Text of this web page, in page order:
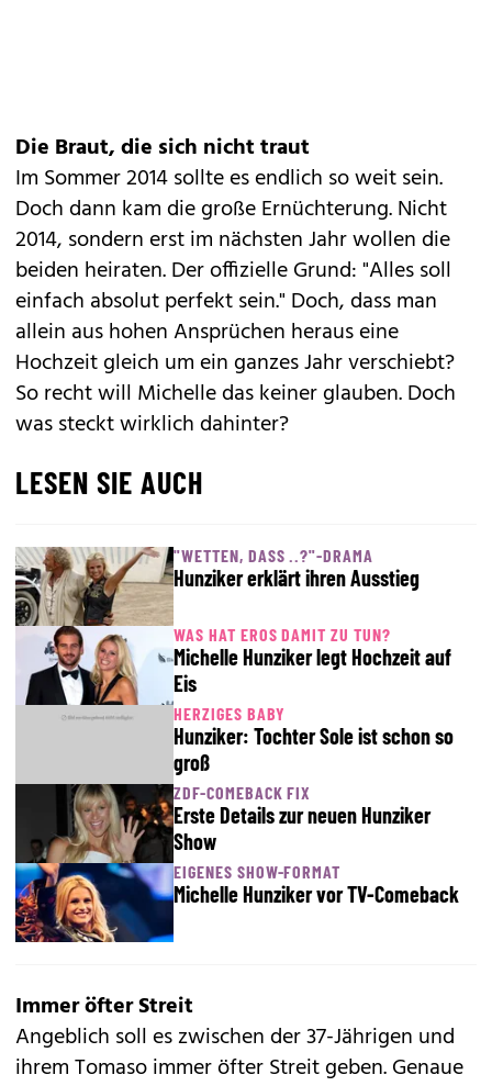
Die Braut, die sich nicht traut
Im Sommer 2014 sollte es endlich so weit sein.
Doch dann kam die große Ernüchterung. Nicht
2014, sondern erst im nächsten Jahr wollen die
beiden heiraten. Der offizielle Grund: "Alles soll
einfach absolut perfekt sein." Doch, dass man
allein aus hohen Ansprüchen heraus eine
Hochzeit gleich um ein ganzes Jahr verschiebt?
So recht will Michelle das keiner glauben. Doch
was steckt wirklich dahinter?
LESEN SIE AUCH
"WETTEN, DASS ..?"-DRAMA
Hunziker erklärt ihren Ausstieg
WAS HAT EROS DAMIT ZU TUN?
Michelle Hunziker legt Hochzeit auf
Eis
HERZIGES BABY
Hunziker: Tochter Sole ist schon so
groß
ZDF-COMEBACK FIX
Erste Details zur neuen Hunziker
Show
EIGENES SHOW-FORMAT
Michelle Hunziker vor TV-Comeback
Immer öfter Streit
Angeblich soll es zwischen der 37-Jährigen und
ihrem Tomaso immer öfter Streit geben. Genaue